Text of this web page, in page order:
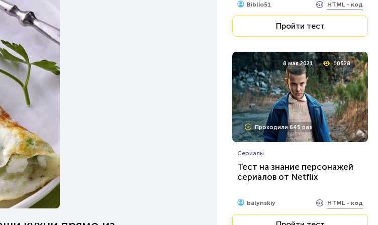
Biblio51 HTML - код
Пройти тест
8 мая 2021 10528
Проходили 645 раз
Сериалы
Тест на знание персонажей
сериалов от Netflix
balynskiy HTML - код